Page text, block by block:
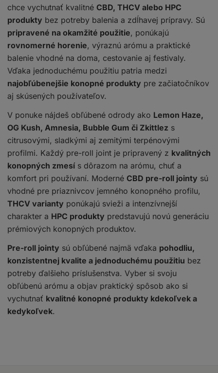
chce vychutnať kvalitné CBD, THCV alebo HPC
produkty bez potreby balenia a zdĺhavej prípravy. Sú
pripravené na okamžité použitie, ponúkajú
rovnomerné horenie, výraznú arómu a praktické
balenie vhodné na doma, cestovanie aj festivaly.
Vďaka jednoduchému použitiu patria medzi
najobľúbenejšie konopné produkty pre začiatočníkov
aj skúsených používateľov.
V ponuke nájdeš obľúbené odrody ako Lemon Haze,
OG Kush, Amnesia, Bubble Gum či Zkittlez s
citrusovými, sladkými aj zemitými terpénovými
profilmi. Každý pre-roll joint je pripravený z kvalitných
konopných zmesí s dôrazom na arómu, chuť a
komfort pri používaní. Moderné CBD pre-roll jointy sú
vhodné pre priaznivcov jemného konopného profilu,
THCV varianty ponúkajú svieži a intenzívnejší
charakter a HPC produkty predstavujú novú generáciu
prémiových konopných produktov.
Pre-roll jointy sú obľúbené najmä vďaka pohodliu,
konzistentnej kvalite a jednoduchému použitiu bez
potreby ďalšieho príslušenstva. Vyber si svoju
obľúbenú arómu a objav praktický spôsob ako si
vychutnať kvalitné konopné produkty kdekoľvek a
kedykoľvek.